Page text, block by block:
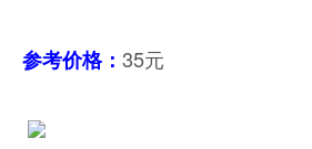
参考价格： 35元